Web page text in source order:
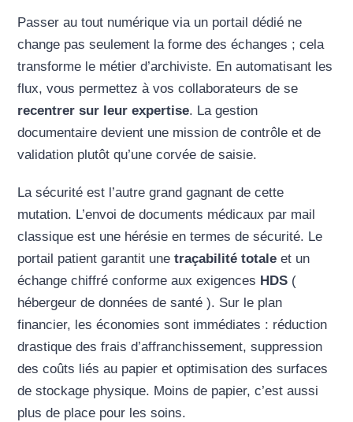
Passer au tout numérique via un portail dédié ne
change pas seulement la forme des échanges ; cela
transforme le métier d’archiviste. En automatisant les
flux, vous permettez à vos collaborateurs de se
recentrer sur leur expertise. La gestion
documentaire devient une mission de contrôle et de
validation plutôt qu’une corvée de saisie.
La sécurité est l’autre grand gagnant de cette
mutation. L’envoi de documents médicaux par mail
classique est une hérésie en termes de sécurité. Le
portail patient garantit une traçabilité totale et un
échange chiffré conforme aux exigences HDS (
hébergeur de données de santé ). Sur le plan
financier, les économies sont immédiates : réduction
drastique des frais d’affranchissement, suppression
des coûts liés au papier et optimisation des surfaces
de stockage physique. Moins de papier, c’est aussi
plus de place pour les soins.